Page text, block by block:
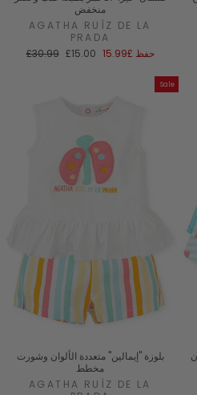
منخفض
AGATHA RUÍZ DE LA
PRADA
السعر
£30.99 سعر
£15.00 حفظ £15.99
Sale
بلوزة "إيمالين" متعددة الألوان وشورت
مخطط
AGATHA RUÍZ DE LA